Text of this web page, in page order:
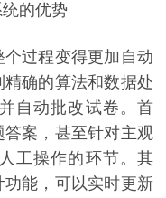
的优势
过程变得更加自动
确的算法和数据处
自动批改试卷。首
案，甚至针对主观
工操作的环节。其
能，可以实时更新